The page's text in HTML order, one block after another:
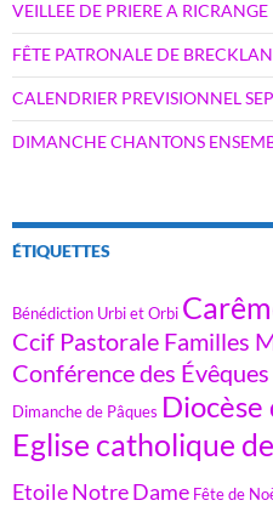
VEILLEE DE PRIERE A RICRANGE
FÊTE PATRONALE DE
CALENDRIER PREVISIONNEL
DIMANCHE CHANTONS
ÉTIQUETTES
Bénédiction Urbi et Orbi
Ccif Pastorale Familles
Conférence des
Dimanche de Pâques
Eglise catholique
Etoile Notre Dame Fête de